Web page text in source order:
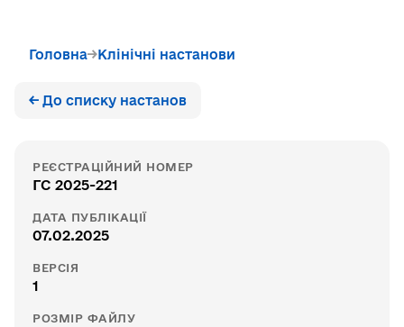
Головна Клінічні настанови
← До списку настанов
РЕЄСТРАЦІЙНИЙ НОМЕР
ГС 2025-221
ДАТА ПУБЛІКАЦІЇ
07.02.2025
ВЕРСІЯ
1
РОЗМІР ФАЙЛУ